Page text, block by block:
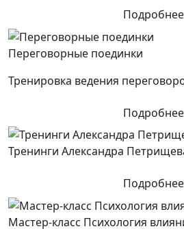
Подробнее
Переговорные поединки
Тренировка ведения
Подробнее
Тренинги Александра
Подробнее
Мастер-класс Психология